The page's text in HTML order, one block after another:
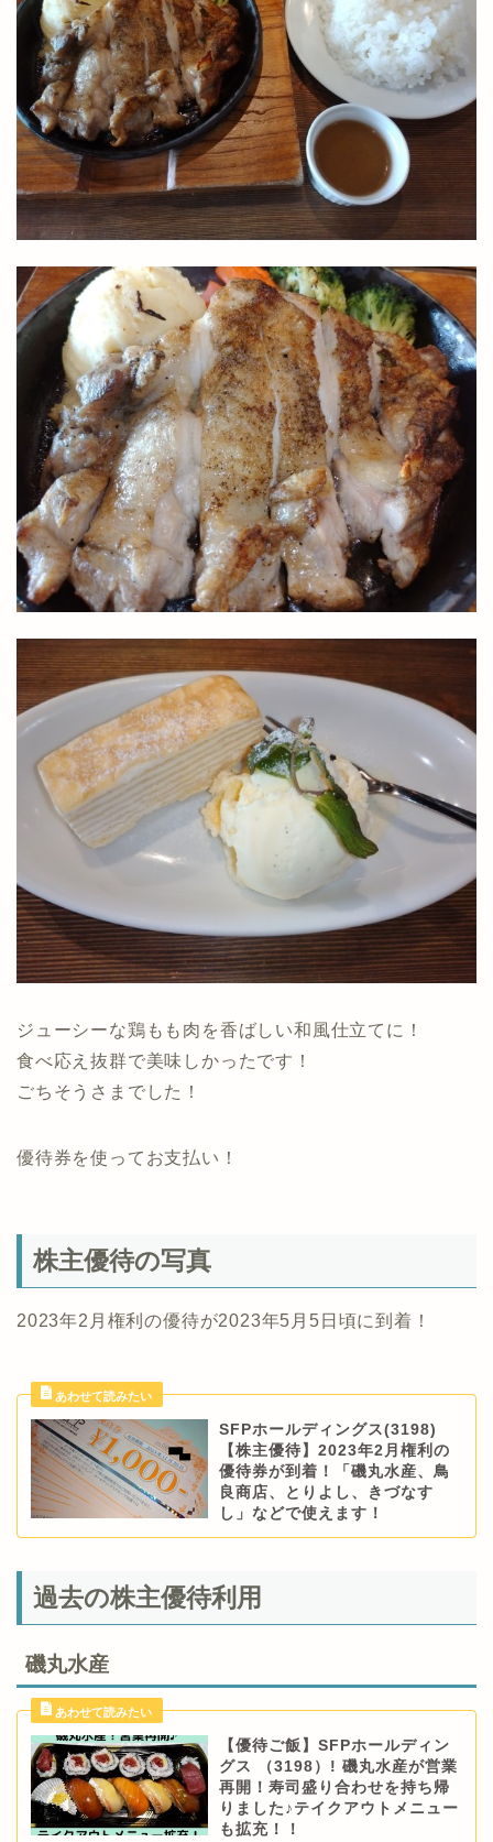
ジューシーな鶏もも肉を香ばしい和風仕立てに！
食べ応え抜群で美味しかったです！
ごちそうさまでした！
優待券を使ってお支払い！
株主優待の写真
2023年2月権利の優待が2023年5月5日頃に到着！
SFPホールディングス(3198)
【株主優待】2023年2月権利の
優待券が到着！「磯丸水産、鳥
良商店、とりよし、きづなす
し」などで使えます！
過去の株主優待利用
磯丸水産
【優待ご飯】SFPホールディン
グス （3198）! 磯丸水産が営業
再開！寿司盛り合わせを持ち帰
りました♪テイクアウトメニュー
も拡充！！